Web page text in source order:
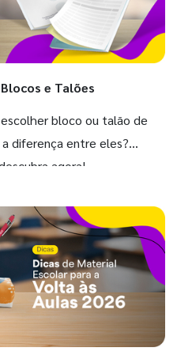
e Talões
bloco ou talão de
diferença entre eles?
agora!